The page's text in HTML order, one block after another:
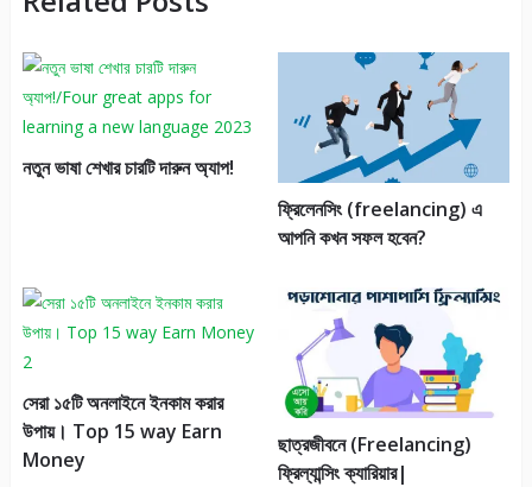
নতুন ভাষা শেখার চারটি দারুন অ্যাপ!
ফ্রিলেনসিং (freelancing) এ
আপনি কখন সফল হবেন?
সেরা ১৫টি অনলাইনে ইনকাম করার
উপায়। Top 15 way Earn
Money
ছাত্রজীবনে (Freelancing)
ফ্রিল্যান্সিং ক্যারিয়ার|